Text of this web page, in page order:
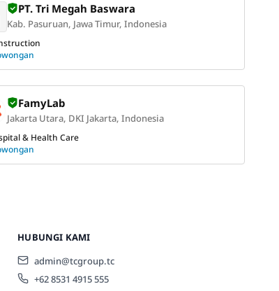
PT. Tri Megah Baswara
Kab. Pasuruan, Jawa Timur, Indonesia
FamyLab
Jakarta Utara, DKI Jakarta, Indonesia
& Health Care
HUBUNGI KAMI
admin@tcgroup.tc
+62 8531 4915 555